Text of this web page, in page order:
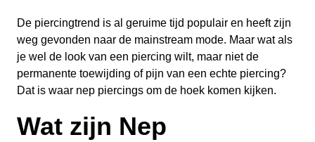
De piercingtrend is al geruime tijd populair en heeft zijn
weg gevonden naar de mainstream mode. Maar wat als
je wel de look van een piercing wilt, maar niet de
permanente toewijding of pijn van een echte piercing?
Dat is waar nep piercings om de hoek komen kijken.
Wat zijn Nep